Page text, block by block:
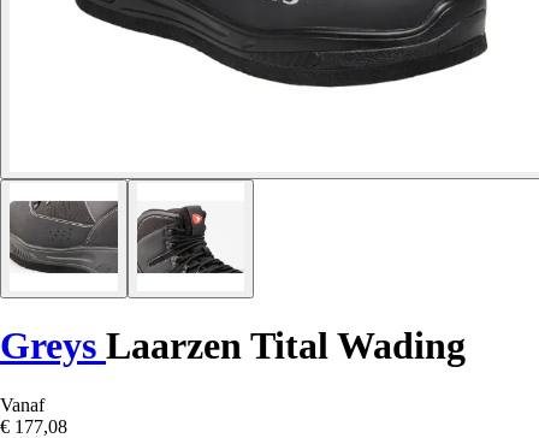
Greys Laarzen Tital Wading
Vanaf
€ 177,08